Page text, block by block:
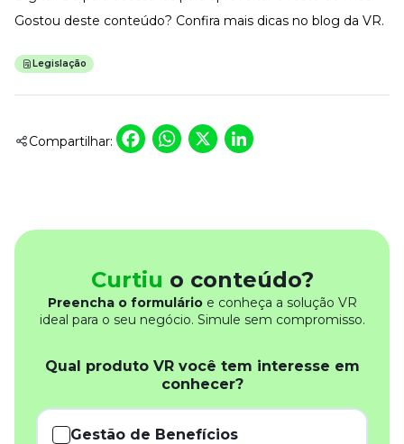
Gostou deste conteúdo? Confira mais dicas no blog da VR.
Legislação
Compartilhar: Facebook
WhatsApp
X
Curtiu o conteúdo?
Preencha o formulárioe conheça a solução VR
ideal para o seu negócio. Simule sem compromisso.
Qual produto VR você tem interesse em
conhecer?
Gestão de Benefícios